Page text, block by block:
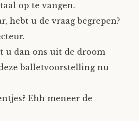
op te vangen.
hebt u de vraag begrepen?
u dan ons uit de droom
balletvoorstelling nu
Ehh meneer de